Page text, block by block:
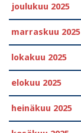
joulukuu 2025
marraskuu 2025
lokakuu 2025
elokuu 2025
heinäkuu 2025